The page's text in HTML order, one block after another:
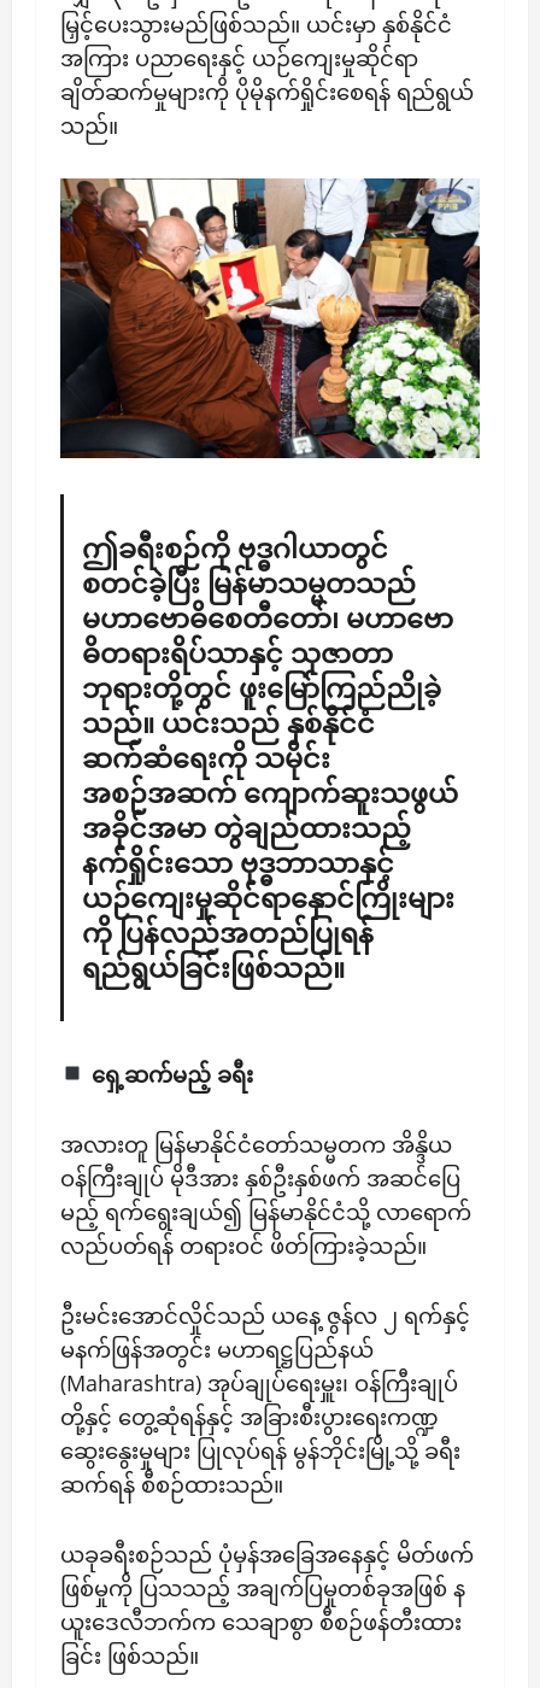
မြှင့်ပေးသွားမည်ဖြစ်သည်။ ယင်းမှာ နှစ်နိုင်ငံ
အကြား ပညာရေးနှင့် ယဉ်ကျေးမှုဆိုင်ရာ
ချိတ်ဆက်မှုများကို ပိုမိုနက်ရှိုင်းစေရန် ရည်ရွယ်
သည်။
ဤခရီးစဉ်ကို ဗုဒ္ဓဂါယာတွင်
စတင်ခဲ့ပြီး မြန်မာသမ္မတသည်
မဟာဗောဓိစေတီတော်၊ မဟာဗော
ဓိတရားရိပ်သာနှင့် သုဇာတာ
ဘုရားတို့တွင် ဖူးမြော်ကြည်ညိုခဲ့
သည်။ ယင်းသည် နှစ်နိုင်ငံ
ဆက်ဆံရေးကို သမိုင်း
အစဉ်အဆက် ကျောက်ဆူးသဖွယ်
အခိုင်အမာ တွဲချည်ထားသည့်
နက်ရှိုင်းသော ဗုဒ္ဓဘာသာနှင့်
ယဉ်ကျေးမှုဆိုင်ရာနှောင်ကြိုးများ
ကို ပြန်လည်အတည်ပြုရန်
ရည်ရွယ်ခြင်းဖြစ်သည်။
​ရှေ့ဆက်မည့် ခရီး
အလားတူ မြန်မာနိုင်ငံတော်သမ္မတက အိန္ဒိယ
ဝန်ကြီးချုပ် မိုဒီအား နှစ်ဦးနှစ်ဖက် အဆင်ပြေ
မည့် ရက်ရွေးချယ်၍ မြန်မာနိုင်ငံသို့ လာရောက်
လည်ပတ်ရန် တရားဝင် ဖိတ်ကြားခဲ့သည်။
ဦးမင်းအောင်လှိုင်သည် ယနေ့ ဇွန်လ ၂ ရက်နှင့်
မနက်ဖြန်အတွင်း မဟာရဋ္ဌပြည်နယ်
(Maharashtra) အုပ်ချုပ်ရေးမှူး၊ ဝန်ကြီးချုပ်
တို့နှင့် တွေ့ဆုံရန်နှင့် အခြားစီးပွားရေးကဏ္ဍ
ဆွေးနွေးမှုများ ပြုလုပ်ရန် မွန်ဘိုင်းမြို့သို့ ခရီး
ဆက်ရန် စီစဉ်ထားသည်။
ယခုခရီးစဉ်သည် ပုံမှန်အခြေအနေနှင့် မိတ်ဖက်
ဖြစ်မှုကို ပြသသည့် အချက်ပြမှုတစ်ခုအဖြစ် န
ယူးဒေလီဘက်က သေချာစွာ စီစဉ်ဖန်တီးထား
ခြင်း ဖြစ်သည်။